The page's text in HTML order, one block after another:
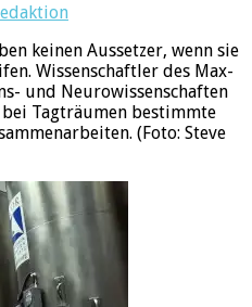
keinen Aussetzer, wenn sie
Wissenschaftler des Max-
und Neurowissenschaften
Tagträumen bestimmte
(Foto: Steve